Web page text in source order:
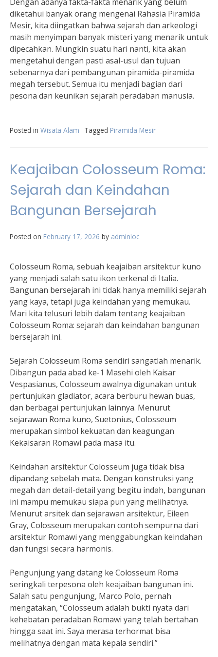
diketahui banyak orang mengenai Rahasia Piramida
Mesir, kita diingatkan bahwa sejarah dan arkeologi
masih menyimpan banyak misteri yang menarik untuk
dipecahkan. Mungkin suatu hari nanti, kita akan
mengetahui dengan pasti asal-usul dan tujuan
sebenarnya dari pembangunan piramida-piramida
megah tersebut. Semua itu menjadi bagian dari
pesona dan keunikan sejarah peradaban manusia.
Posted in Wisata Alam Tagged Piramida Mesir
Keajaiban Colosseum Roma:
Sejarah dan Keindahan
Bangunan Bersejarah
Posted on February 17, 2026 by adminloc
Colosseum Roma, sebuah keajaiban arsitektur kuno
yang menjadi salah satu ikon terkenal di Italia.
Bangunan bersejarah ini tidak hanya memiliki sejarah
yang kaya, tetapi juga keindahan yang memukau.
Mari kita telusuri lebih dalam tentang keajaiban
Colosseum Roma: sejarah dan keindahan bangunan
bersejarah ini.
Sejarah Colosseum Roma sendiri sangatlah menarik.
Dibangun pada abad ke-1 Masehi oleh Kaisar
Vespasianus, Colosseum awalnya digunakan untuk
pertunjukan gladiator, acara berburu hewan buas,
dan berbagai pertunjukan lainnya. Menurut
sejarawan Roma kuno, Suetonius, Colosseum
merupakan simbol kekuatan dan keagungan
Kekaisaran Romawi pada masa itu.
Keindahan arsitektur Colosseum juga tidak bisa
dipandang sebelah mata. Dengan konstruksi yang
megah dan detail-detail yang begitu indah, bangunan
ini mampu memukau siapa pun yang melihatnya.
Menurut arsitek dan sejarawan arsitektur, Eileen
Gray, Colosseum merupakan contoh sempurna dari
arsitektur Romawi yang menggabungkan keindahan
dan fungsi secara harmonis.
Pengunjung yang datang ke Colosseum Roma
seringkali terpesona oleh keajaiban bangunan ini.
Salah satu pengunjung, Marco Polo, pernah
mengatakan, “Colosseum adalah bukti nyata dari
kehebatan peradaban Romawi yang telah bertahan
hingga saat ini. Saya merasa terhormat bisa
melihatnya dengan mata kepala sendiri.”